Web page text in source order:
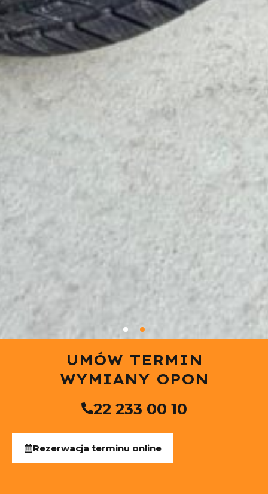
UMÓW TERMIN
WYMIANY OPON
22 233 00 10
Rezerwacja terminu online